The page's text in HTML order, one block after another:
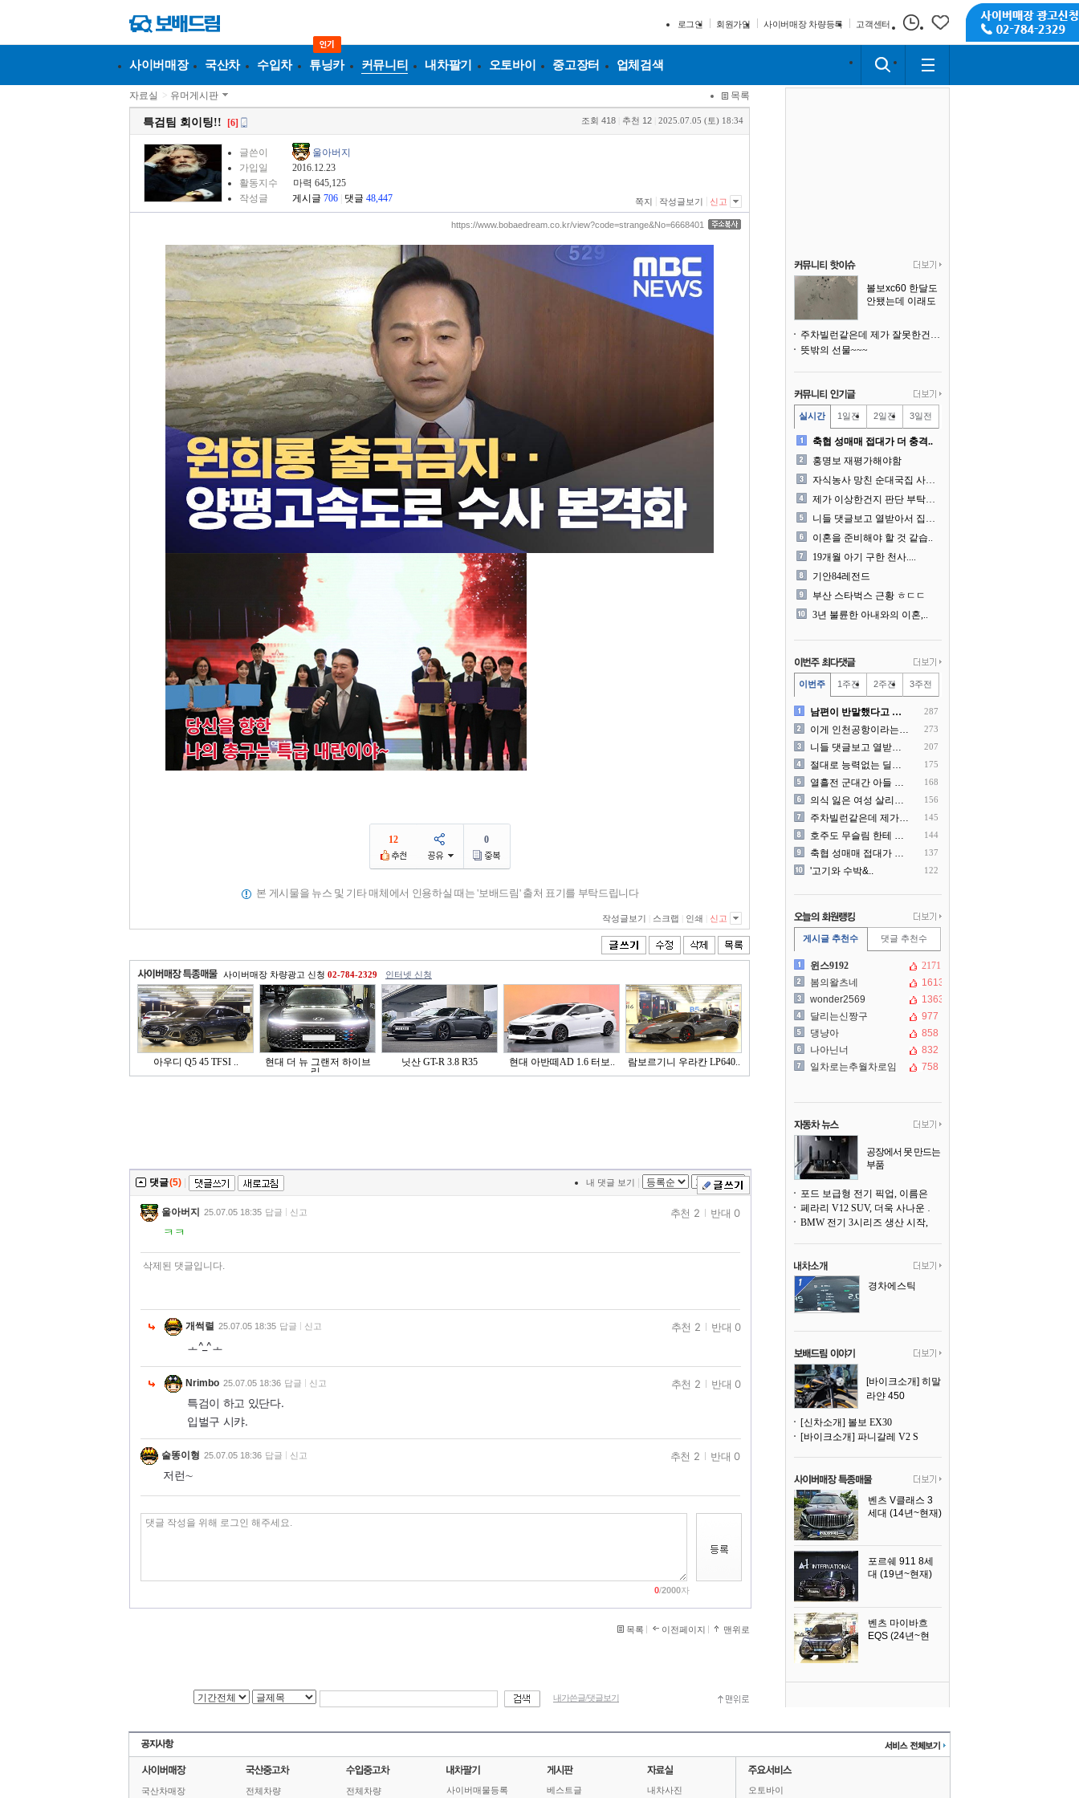
로그인 회원가입 사이버매장 차량등록 고객센터
사이버매장 국산차 수입차 튜닝카 커뮤니티 내차팔기 오토바이 중고장터 업체검색
자료실 > 유머게시판 목록
특검팀 회이팅!! [6] 조회 418 추천 12 2025.07.05 (토) 18:34
글쓴이
울아버지
가입일
2016.12.23
활동지수
마력 645,125
작성글
게시글 706 댓글 48,447 쪽지 작성글보기 신고
https://www.bobaedream.co.kr/view?code=strange&No=6668401
12 0
본 게시물을 뉴스 및 기타 매체에서 인용하실 때는 '보배드림' 출처 표기를 부탁드립니다
작성글보기 스크랩 인쇄 신고
사이버매장 차량광고 신청 02-784-2329 인터넷 신청
아우디 Q5 45 TFSI ..
현대 더 뉴 그랜저 하이브
리..
닛산 GT-R 3.8 R35 현대 아반떼AD 1.6 터보.. 람보르기니 우라칸 LP640..
댓글(5) 내 댓글 보기
울아버지 25.07.05 18:35 답글 신고
ㅋㅋ
추천 2 반대 0
삭제된 댓글입니다.
개썩렬 25.07.05 18:35 답글 신고
ㅗ^_^ㅗ
추천 2 반대 0
Nrimbo 25.07.05 18:36 답글 신고
특검이 하고 있단다.
입벌구 시캬.
추천 2 반대 0
술똥이형 25.07.05 18:36 답글 신고
저런∼
추천 2 반대 0
0/2000자
목록 이전페이지 맨위로
내가쓴글/댓글보기
볼보xc60 한달도
안됐는데 이래도
주차빌런같은데 제가 잘못한건가요
뜻밖의 선물~~~
실시간 1일전 2일전 3일전
축협 성매매 접대가 더 충격..
홍명보 재평가해야함
자식농사 망친 순대국집 사장..
제가 이상한건지 판단 부탁드..
니들 댓글보고 열받아서 집구..
이혼을 준비해야 할 것 같습..
19개월 아기 구한 천사....
기안84레전드
부산 스타벅스 근황 ㅎㄷㄷ
3년 불륜한 아내와의 이혼,..
이번주 1주전 2주전 3주전
남편이 반말했다고 똑같이 반.. 287
이게 인천공항이라는게 믿겨지.. 273
니들 댓글보고 열받아서 집구.. 207
절대로 능력없는 딜러를 쓰지.. 175
열흘전 군대간 아들 소포(가.. 168
의식 잃은 여성 살리려다 성.. 156
주차빌런같은데 제가 잘못한건.. 145
호주도 무슬림 한테 점령 당.. 144
축협 성매매 접대가 더 충격.. 137
'고기와 수박&.. 122
게시글 추천수 댓글 추천수
윈스9192
2171
봄의왈츠네
1613
wonder2569
1363
달리는신짱구
977
댕냥아
858
나아닌너
832
일차로는추월차로임
758
공장에서 못 만드는
부품
어낸다
페라리 V12 SUV, 더욱 사나운 얼굴로 돌아온다
경차에스틱
[바이크소개] 히말
라얀 450
[신차소개] 볼보 EX30
[바이크소개] 파니갈레 V2 S
벤츠 V클래스 3
세대 (14년~현재)
포르쉐 911 8세
대 (19년~현재)
벤츠 마이바흐
EQS (24년~현
국산차매장 전체차량 전체차량 사이버매물등록 베스트글 내차사진 오토바이